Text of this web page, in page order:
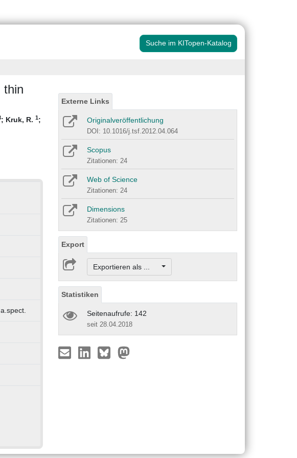
Suche im KITopen-Katalog
thin
; Kruk, R. 1;
Externe Links
Originalveröffentlichung
DOI: 10.1016/j.tsf.2012.04.064
Scopus
Zitationen: 24
Web of Science
Zitationen: 24
Dimensions
Zitationen: 25
Export
Exportieren als ...
Statistiken
Seitenaufrufe: 142
seit 28.04.2018